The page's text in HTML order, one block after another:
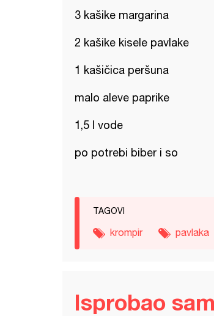
3 kašike margarina
2 kašike kisele pavlake
1 kašičica peršuna
malo aleve paprike
1,5 l vode
po potrebi biber i so
TAGOVI
krompir pavlaka
Isprobao sam